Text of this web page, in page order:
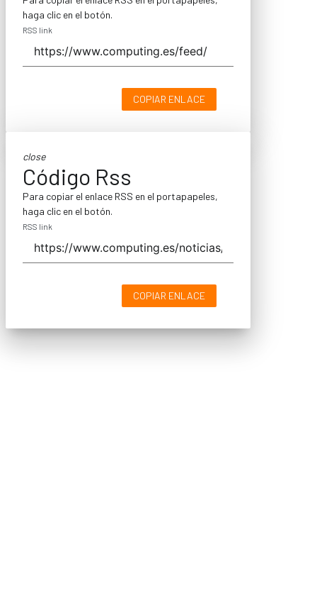
haga clic en el botón.
RSS link
COPIAR ENLACE
close
Código Rss
Para copiar el enlace RSS en el portapapeles,
haga clic en el botón.
RSS link
COPIAR ENLACE